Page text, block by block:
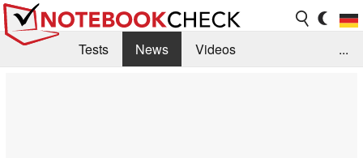
Tests News
Videos
...